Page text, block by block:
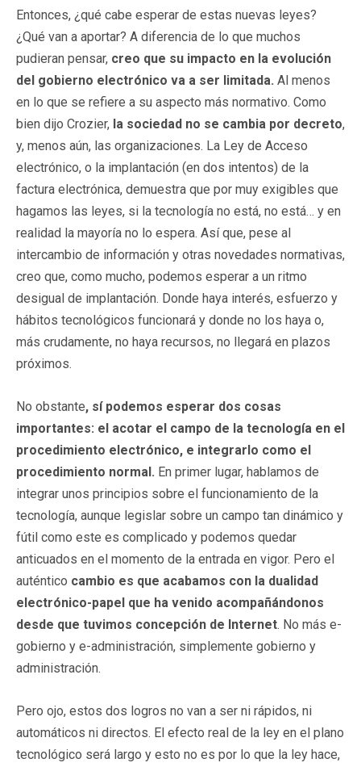
Entonces, ¿qué cabe esperar de estas nuevas leyes?
¿Qué van a aportar? A diferencia de lo que muchos
pudieran pensar, creo que su impacto en la evolución
del gobierno electrónico va a ser limitada. Al menos
en lo que se refiere a su aspecto más normativo. Como
bien dijo Crozier, la sociedad no se cambia por decreto,
y, menos aún, las organizaciones. La Ley de Acceso
electrónico, o la implantación (en dos intentos) de la
factura electrónica, demuestra que por muy exigibles que
hagamos las leyes, si la tecnología no está, no está… y en
realidad la mayoría no lo espera. Así que, pese al
intercambio de información y otras novedades normativas,
creo que, como mucho, podemos esperar a un ritmo
desigual de implantación. Donde haya interés, esfuerzo y
hábitos tecnológicos funcionará y donde no los haya o,
más crudamente, no haya recursos, no llegará en plazos
próximos.
No obstante, sí podemos esperar dos cosas
importantes: el acotar el campo de la tecnología en el
procedimiento electrónico, e integrarlo como el
procedimiento normal. En primer lugar, hablamos de
integrar unos principios sobre el funcionamiento de la
tecnología, aunque legislar sobre un campo tan dinámico y
fútil como este es complicado y podemos quedar
anticuados en el momento de la entrada en vigor. Pero el
auténtico cambio es que acabamos con la dualidad
electrónico-papel que ha venido acompañándonos
desde que tuvimos concepción de Internet. No más e-
gobierno y e-administración, simplemente gobierno y
administración.
Pero ojo, estos dos logros no van a ser ni rápidos, ni
automáticos ni directos. El efecto real de la ley en el plano
tecnológico será largo y esto no es por lo que la ley hace,